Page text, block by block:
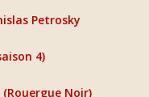
Petrosky
4)
Noir)